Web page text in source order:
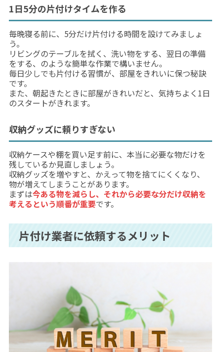
1日5分の片付けタイムを作る
毎晩寝る前に、5分だけ片付ける時間を設けてみましょ
う。
リビングのテーブルを拭く、洗い物をする、翌日の準備
をする、のような簡単な作業で構いません。
毎日少しでも片付ける習慣が、部屋をきれいに保つ秘訣
です。
また、朝起きたときに部屋がきれいだと、気持ちよく1日
のスタートがきれます。
収納グッズに頼りすぎない
収納ケースや棚を買い足す前に、本当に必要な物だけを
残しているか見直しましょう。
収納グッズを増やすと、かえって物を捨てにくくなり、
物が増えてしまうことがあります。
まずは今ある物を減らし、それから必要な分だけ収納を
考えるという順番が重要です。
片付け業者に依頼するメリット